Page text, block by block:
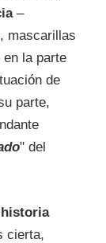
–
mascarillas
la parte
de
parte,
" del
cierta,